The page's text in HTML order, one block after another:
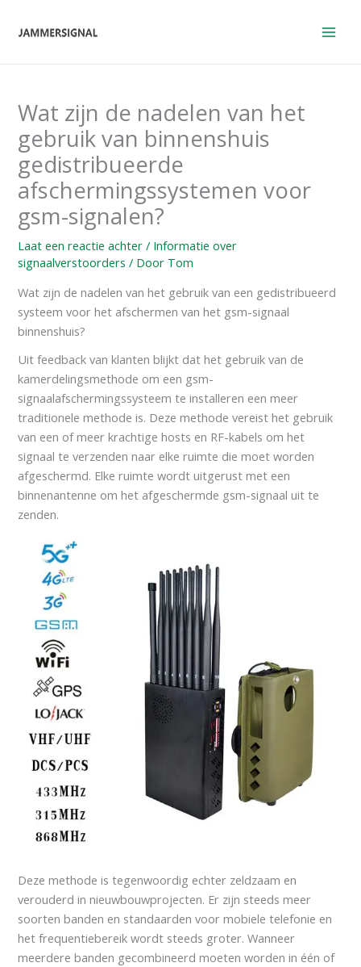
naar
Wat zijn de nadelen van het
gebruik van binnenshuis
gedistribueerde
afschermingssystemen voor
gsm-signalen?
Laat een reactie achter / Informatie over
signaalverstoorders / Door Tom
Wat zijn de nadelen van het gebruik van een gedistribueerd
systeem voor het afschermen van het gsm-signaal
binnenshuis?
Uit feedback van klanten blijkt dat het gebruik van de
kamerdelingsmethode om een gsm-
signaalafschermingssysteem te installeren een meer
traditionele methode is. Deze methode vereist het gebruik
van een of meer krachtige hosts en RF-kabels om het
signaal te verzenden naar elke ruimte die moet worden
afgeschermd. Elke ruimte wordt uitgerust met een
binnenantenne om het afgeschermde gsm-signaal uit te
zenden.
Deze methode is tegenwoordig echter zeldzaam en
verouderd in nieuwbouwprojecten. Er zijn steeds meer
soorten banden en standaarden voor mobiele telefonie en
het frequentiebereik wordt steeds groter. Wanneer
meerdere banden gecombineerd moeten worden in één of